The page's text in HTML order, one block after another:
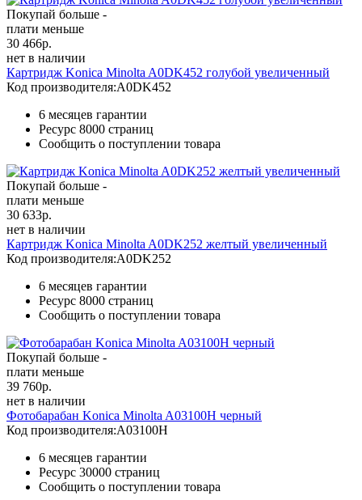
Покупай больше -
плати меньше
30 466р.
нет в наличии
Картридж Konica Minolta A0DK452 голубой увеличенный
Код производителя:A0DK452
6 месяцев гарантии
Ресурс 8000 страниц
Сообщить о поступлении товара
Покупай больше -
плати меньше
30 633р.
нет в наличии
Картридж Konica Minolta A0DK252 желтый увеличенный
Код производителя:A0DK252
6 месяцев гарантии
Ресурс 8000 страниц
Сообщить о поступлении товара
Покупай больше -
плати меньше
39 760р.
нет в наличии
Фотобарабан Konica Minolta A03100H черный
Код производителя:A03100H
6 месяцев гарантии
Ресурс 30000 страниц
Сообщить о поступлении товара